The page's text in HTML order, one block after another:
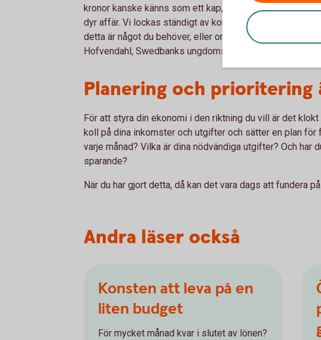
kronor kanske känns som ett kap, men använder du
dyr affär. Vi lockas ständigt av konsumtion, via flera
detta är något du behöver, eller om du bara rycks med av
Hofvendahl, Swedbanks ungdomsekonom.
Planering och prioritering
För att styra din ekonomi i den riktning du vill är det
koll på dina inkomster och utgifter och sätter en plan för
varje månad? Vilka är dina nödvändiga utgifter? Och har
sparande?
När du har gjort detta, då kan det vara dags att fundera
Andra läser också
Konsten att leva på en
liten budget
För mycket månad kvar i slutet av lönen?